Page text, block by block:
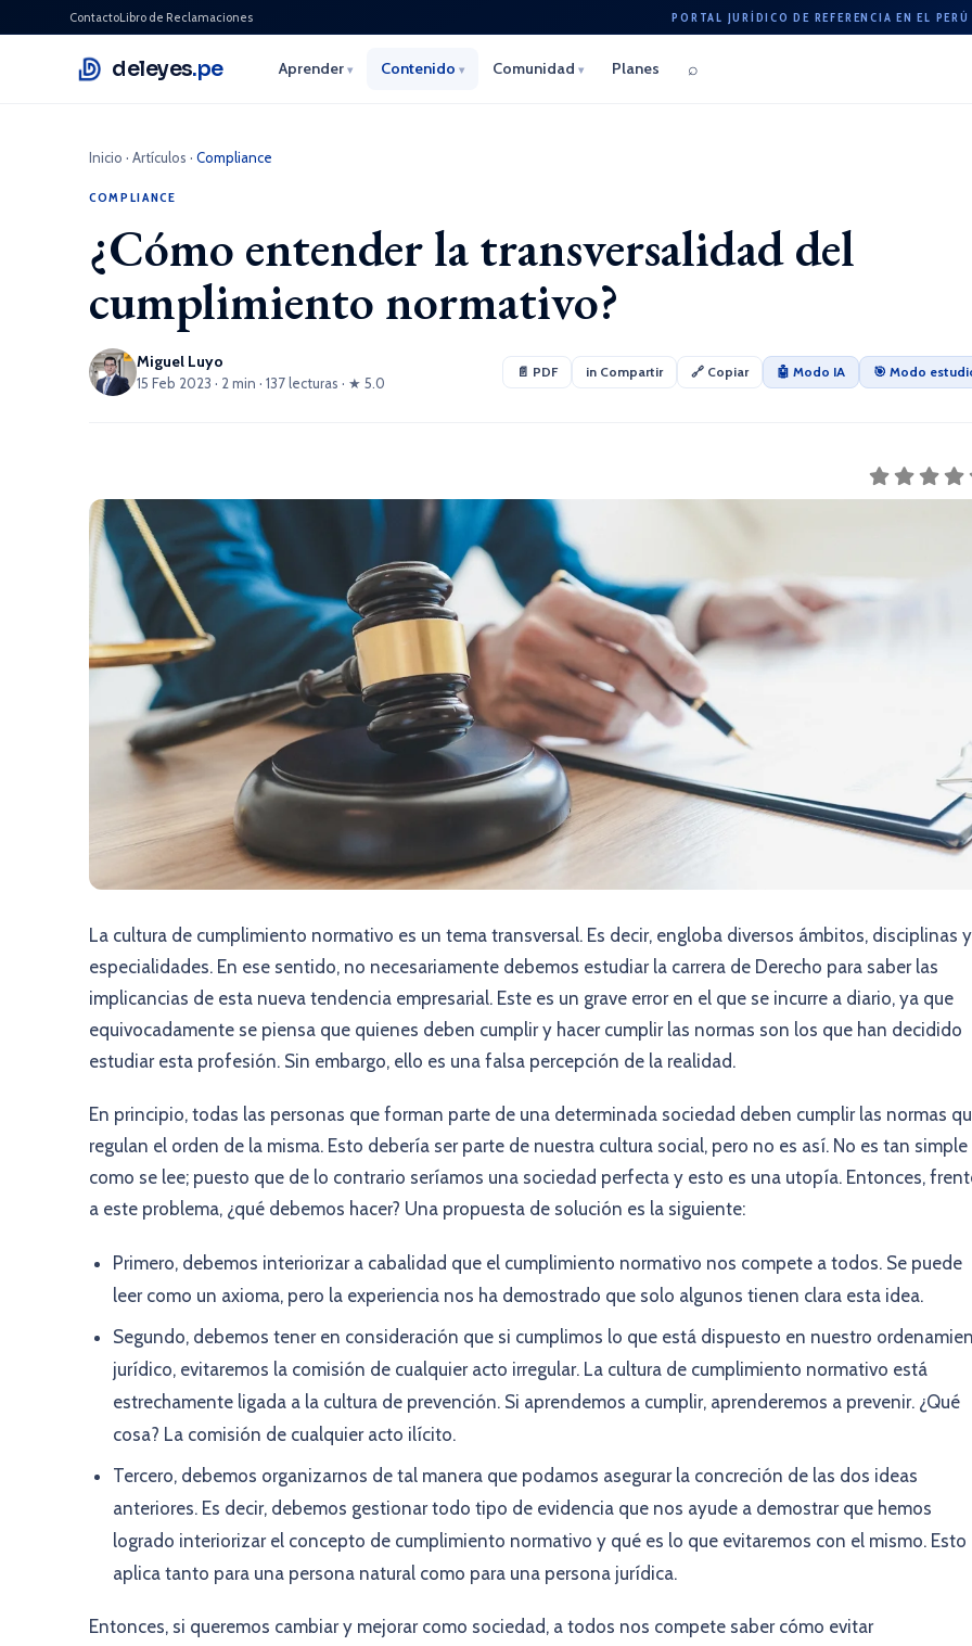
ContactoLibro de Reclamaciones PORTAL JURÍDICO DE REFERENCIA EN EL PERÚ
deleyes.pe Aprender ▾ Contenido ▾ Comunidad ▾ Planes ⌕
Inicio · Artículos · Compliance
COMPLIANCE
¿Cómo entender la transversalidad del
cumplimiento normativo?
Miguel Luyo
15 Feb 2023 · 2 min · 137 lecturas · ★ 5.0
📄 PDF in Compartir 🔗 Copiar 🤖 Modo IA 🎯 Modo
La cultura de cumplimiento normativo es un tema transversal. Es decir, engloba diversos ámbitos, disciplinas y
especialidades. En ese sentido, no necesariamente debemos estudiar la carrera de Derecho para saber las
implicancias de esta nueva tendencia empresarial. Este es un grave error en el que se incurre a diario, ya que
equivocadamente se piensa que quienes deben cumplir y hacer cumplir las normas son los que han decidido
estudiar esta profesión. Sin embargo, ello es una falsa percepción de la realidad.
En principio, todas las personas que forman parte de una determinada sociedad deben cumplir las normas
regulan el orden de la misma. Esto debería ser parte de nuestra cultura social, pero no es así. No es tan simple
como se lee; puesto que de lo contrario seríamos una sociedad perfecta y esto es una utopía. Entonces,
a este problema, ¿qué debemos hacer? Una propuesta de solución es la siguiente:
Primero, debemos interiorizar a cabalidad que el cumplimiento normativo nos compete a todos. Se puede
leer como un axioma, pero la experiencia nos ha demostrado que solo algunos tienen clara esta idea.
Segundo, debemos tener en consideración que si cumplimos lo que está dispuesto en nuestro
jurídico, evitaremos la comisión de cualquier acto irregular. La cultura de cumplimiento normativo está
estrechamente ligada a la cultura de prevención. Si aprendemos a cumplir, aprenderemos a prevenir. ¿Qué
cosa? La comisión de cualquier acto ilícito.
Tercero, debemos organizarnos de tal manera que podamos asegurar la concreción de las dos ideas
anteriores. Es decir, debemos gestionar todo tipo de evidencia que nos ayude a demostrar que hemos
logrado interiorizar el concepto de cumplimiento normativo y qué es lo que evitaremos con el mismo. Esto
aplica tanto para una persona natural como para una persona jurídica.
Entonces, si queremos cambiar y mejorar como sociedad, a todos nos compete saber cómo evitar